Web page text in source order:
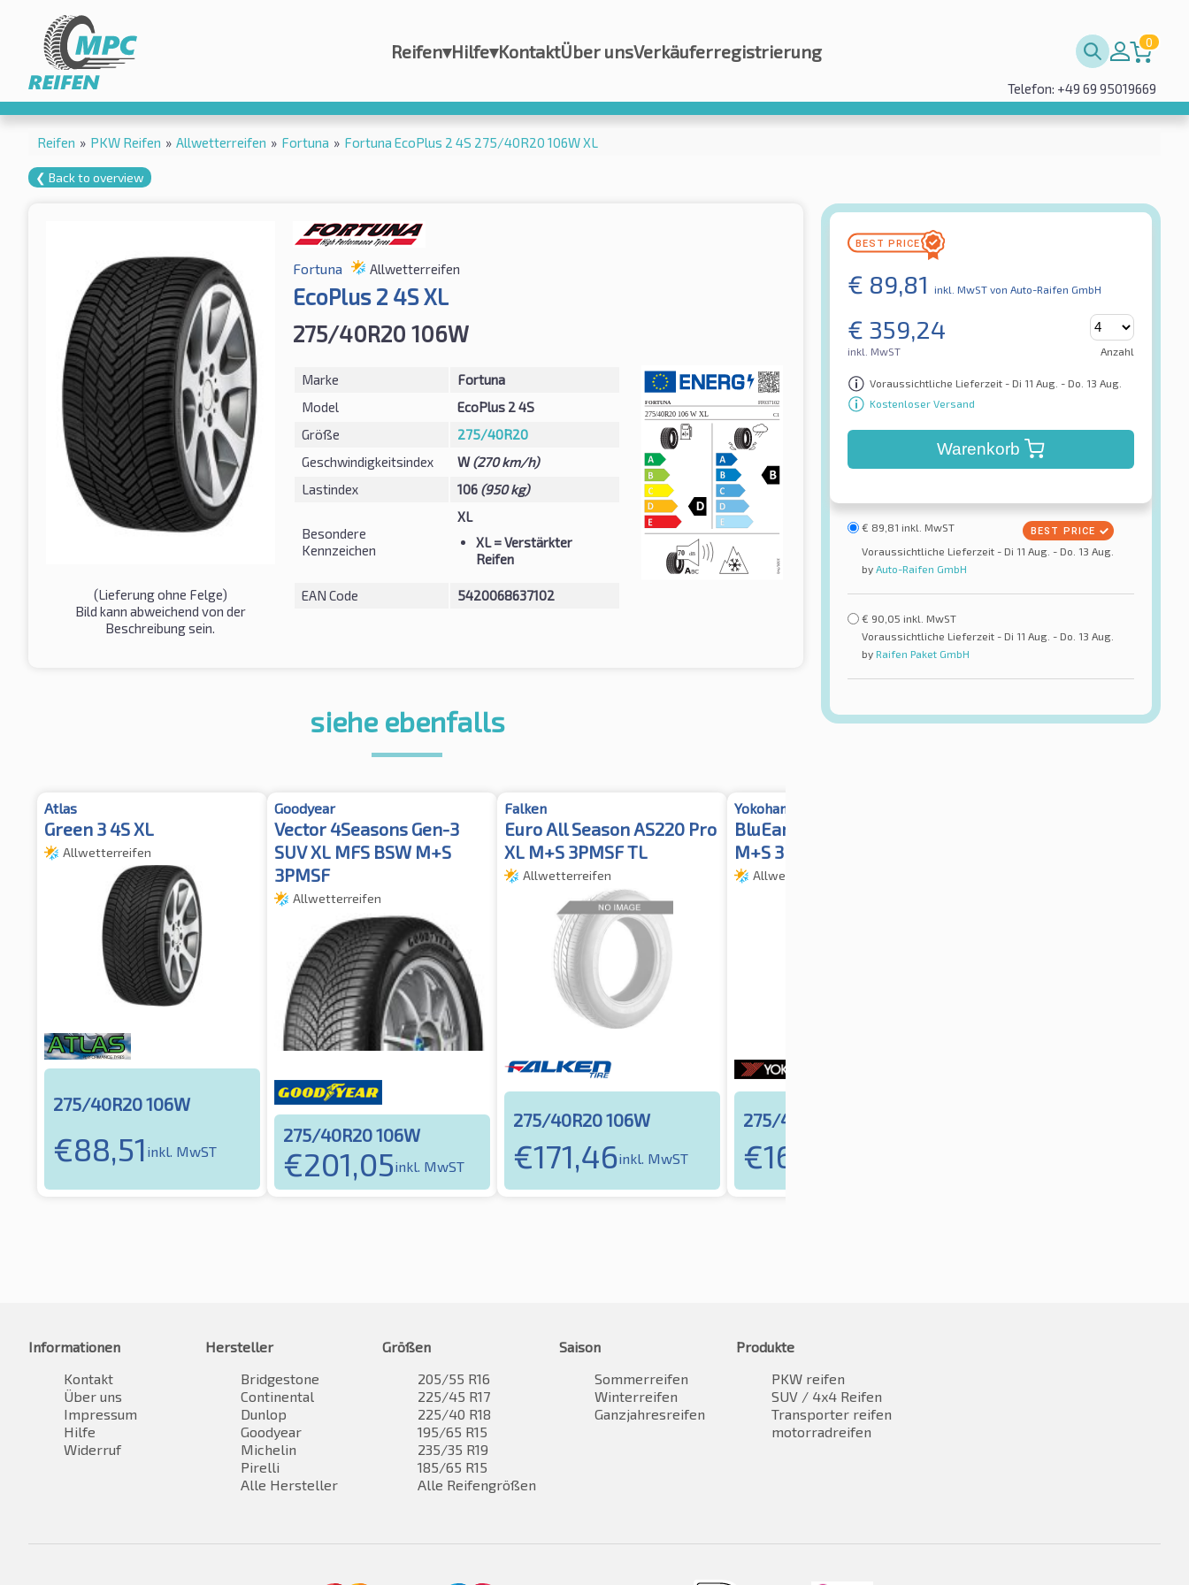
Reifen▾Hilfe▾KontaktÜber unsVerkäuferregistrierung 0
Telefon: +49 69 95019669
Reifen » PKW Reifen » Allwetterreifen » Fortuna » Fortuna EcoPlus 2 4S 275/40R20 106W XL
❮ Back to overview
(Lieferung ohne Felge)
Bild kann abweichend von der
Beschreibung sein.
Fortuna Allwetterreifen
EcoPlus 2 4S XL
275/40R20 106W
Marke
Fortuna
Model
EcoPlus 2 4S
Größe
275/40R20
Geschwindigkeitsindex
W(270 km/h)
Lastindex
106 (950 kg)
Besondere
Kennzeichen
XL
XL= Verstärkter
Reifen
EAN Code 5420068637102
€ 89,81 inkl. MwST von Auto-Raifen GmbH
€ 359,24
inkl. MwST Anzahl
Voraussichtliche Lieferzeit - Di 11 Aug. - Do. 13 Aug.
Kostenloser Versand
Warenkorb
€ 89,81 inkl. MwST
Voraussichtliche Lieferzeit - Di 11 Aug. - Do. 13 Aug.
by Auto-Raifen GmbH
€ 90,05 inkl. MwST
Voraussichtliche Lieferzeit - Di 11 Aug. - Do. 13 Aug.
by Raifen Paket GmbH
siehe ebenfalls
Atlas
Green 3 4S XL
Allwetterreifen
275/40R20 106W
€88,51 inkl. MwST
Goodyear
Vector 4Seasons Gen-3
SUV XL MFS BSW M+S
3PMSF
Allwetterreifen
275/40R20 106W
€201,05inkl. MwST
Falken
Euro All Season AS220 Pro
XL M+S 3PMSF TL
Allwetterreifen
275/40R20 106W
€171,46inkl. MwST
Yokohama
BluEarth-4S AW21 XL BSW
M+S 3PMSF
Allwetterreifen
275/40R20 106W
€167,41
Informationen
Kontakt
Über uns
Impressum
Hilfe
Widerruf
Hersteller
Bridgestone
Continental
Dunlop
Goodyear
Michelin
Pirelli
Alle Hersteller
Größen
205/55 R16
225/45 R17
225/40 R18
195/65 R15
235/35 R19
185/65 R15
Alle Reifengrößen
Saison
Sommerreifen
Winterreifen
Ganzjahresreifen
Produkte
PKW reifen
SUV / 4x4 Reifen
Transporter reifen
motorradreifen